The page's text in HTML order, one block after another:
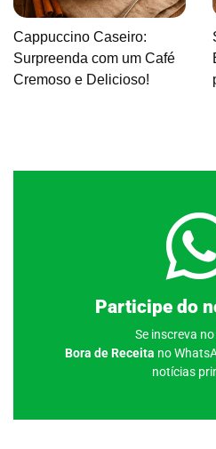
Cappuccino Caseiro:
Surpreenda com um Café
Cremoso e Delicioso!
Participe do
Se inscreva
Bora de Receita no
notícias
Clique